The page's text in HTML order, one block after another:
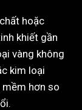
hoặc
khiết gần
vàng không
kim loại
mềm hơn so